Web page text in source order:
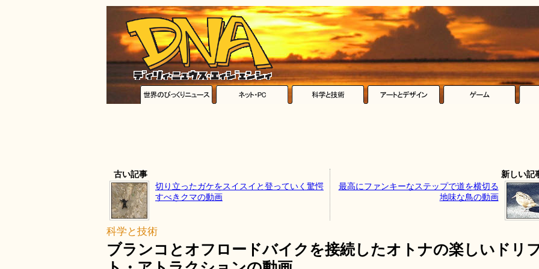
古い記事
切り立ったガケをスイスイと登っていく驚愕
すべきクマの動画
新しい記
最高にファンキーなステップで道を横切る
地味な鳥の動画
科学と技術
ブランコとオフロードバイクを接続したオトナの楽しいドリ